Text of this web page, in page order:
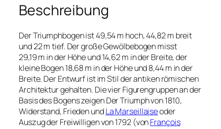
Beschreibung
Der Triumphbogen ist 49,54 m hoch, 44,82 m breit
und 22 m tief. Der große Gewölbebogen misst
29,19 m in der Höhe und 14,62 m in der Breite, der
kleine Bogen 18,68 m in der Höhe und 8,44 m in der
Breite. Der Entwurf ist im Stil der antiken römischen
Architektur gehalten. Die vier Figurengruppen an der
Basis des Bogens zeigenDer Triumph von 1810,
Widerstand, FriedenundLa Marseillaiseoder
Auszug der Freiwilligen von 1792(vonFrançois